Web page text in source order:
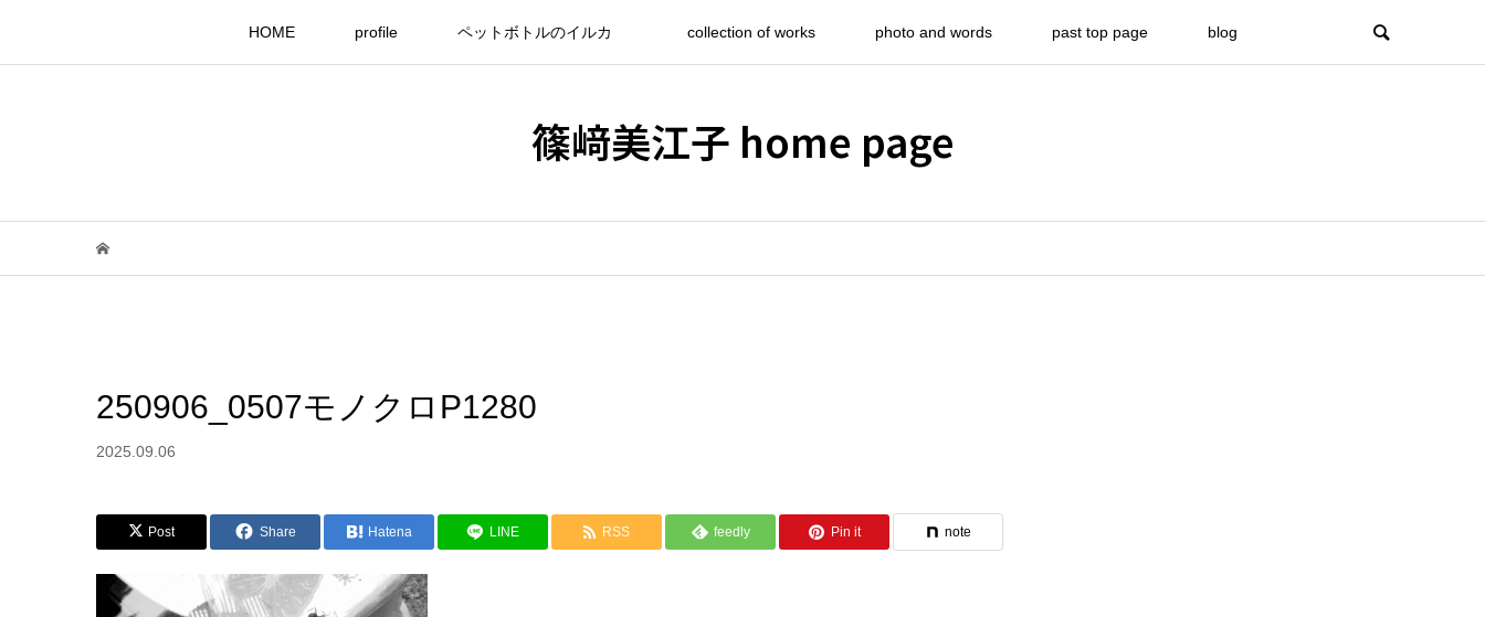
HOME profile ペットボトルのイルカ collection of works photo and words past top page blog
篠﨑美江子 home page
250906_0507モノクロP1280
2025.09.06
Post Share Hatena LINE RSS feedly Pin it note